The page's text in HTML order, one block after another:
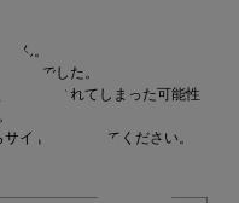
ん。
せんでした。
い削除されてしまった可能性
イトへ移動してください。